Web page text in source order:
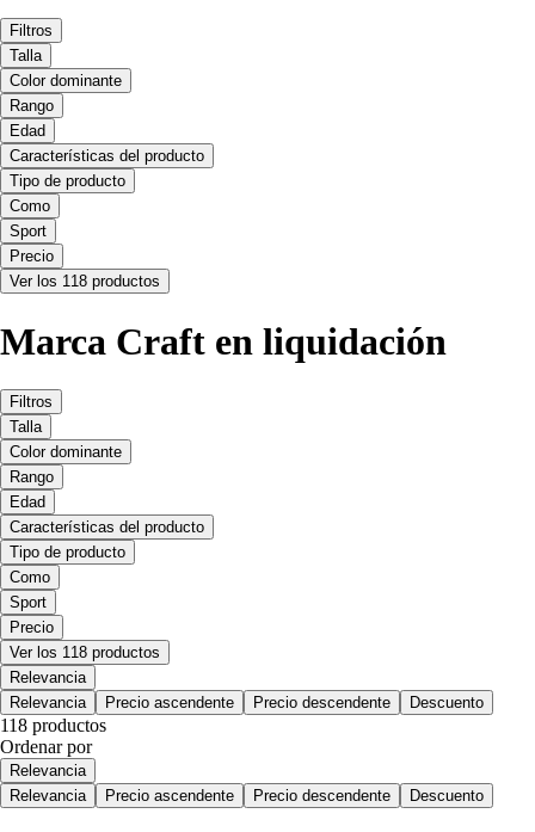
Filtros
Talla
Color dominante
Rango
Edad
Características del producto
Tipo de producto
Como
Sport
Precio
Ver los 118 productos
Marca Craft en liquidación
Filtros
Talla
Color dominante
Rango
Edad
Características del producto
Tipo de producto
Como
Sport
Precio
Ver los 118 productos
Relevancia
Relevancia
Precio ascendente Precio descendente Descuento
118 productos
Ordenar por
Relevancia
Relevancia
Precio ascendente Precio descendente Descuento